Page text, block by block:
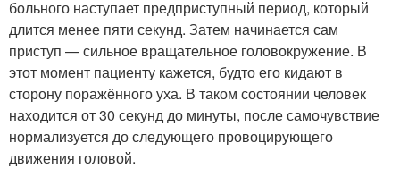
больного наступает предприступный период, который
длится менее пяти секунд. Затем начинается сам
приступ — сильное вращательное головокружение. В
этот момент пациенту кажется, будто его кидают в
сторону поражённого уха. В таком состоянии человек
находится от 30 секунд до минуты, после самочувствие
нормализуется до следующего провоцирующего
движения головой.